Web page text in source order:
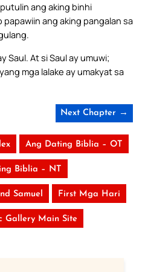
ang aking binhi
papawiin ang aking pangalan sa
Saul. At si Saul ay umuwi;
mga lalake ay umakyat sa
Next Chapter →
Ang Dating Biblia – OT
Biblia – NT
Samuel First Mga Hari
Gallery Main Site